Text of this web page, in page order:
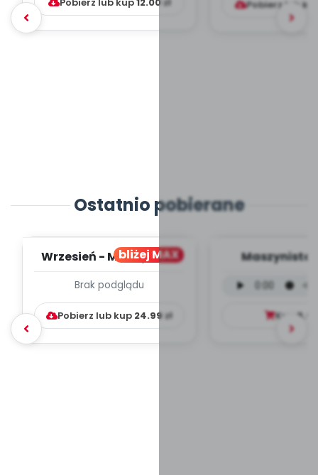
Pobierz lub
Ostatnio pobierane
bliżej MAX
Wrzesień - MIESIĘCZNY
WYCHOWAWCZO –
DYDAKTYC...
Brak podglądu
Pobierz lub kup 24.99zł
Maszynista
mp3)
Kup 9.99